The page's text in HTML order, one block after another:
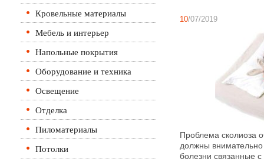
Кровельные материалы
Мебель и интерьер
Напольные покрытия
Оборудование и техника
Освещение
Отделка
Пиломатериалы
Потолки
10/07/2019
Проблема сколиоза
должны внимательно
болезни связанные